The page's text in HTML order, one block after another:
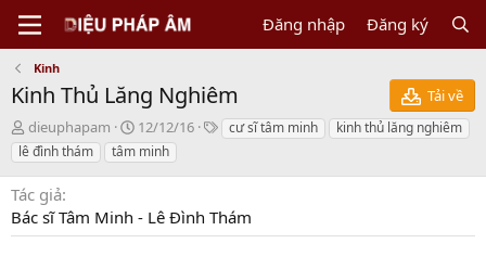
Đăng nhập Đăng ký
Kinh
Kinh Thủ Lăng Nghiêm
Tải về
N
g
ư
i
g
dieuphapam
C
r
e
i
12/12/16
T cư sĩ tâm minh
kinh thủ lăng nghiêm
lê đình thám
tâm minh
Tác giả
Bác sĩ Tâm Minh - Lê Đình Thám